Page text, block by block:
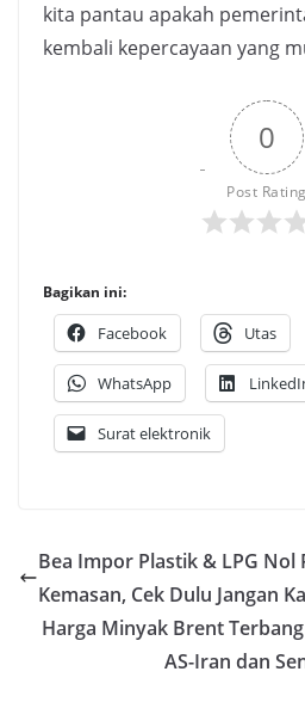
kita pantau apakah
kembali kepercayaan yang
0
Post Rating
Bagikan ini:
Facebook Utas
WhatsApp
Surat elektronik
Bea Impor Plastik & LPG Nol
Kemasan, Cek Dulu Jangan
Harga Minyak Brent
AS-Iran dan